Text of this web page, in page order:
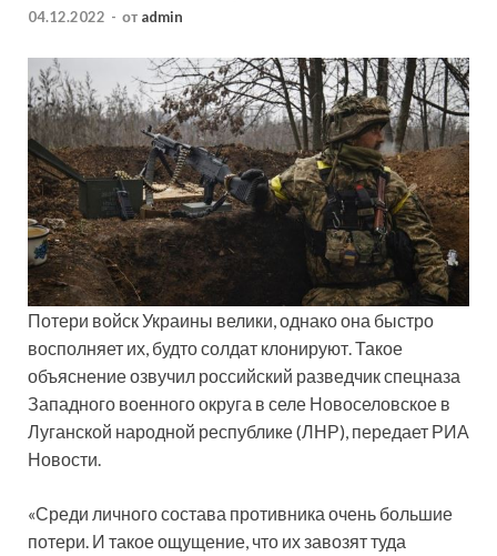
04.12.2022 - от admin
Потери войск Украины велики, однако она быстро
восполняет их, будто солдат клонируют. Такое
объяснение озвучил российский разведчик спецназа
Западного военного округа в селе Новоселовское в
Луганской народной республике (ЛНР), передает РИА
Новости.
«Среди личного состава противника очень большие
потери. И такое ощущение, что их завозят туда